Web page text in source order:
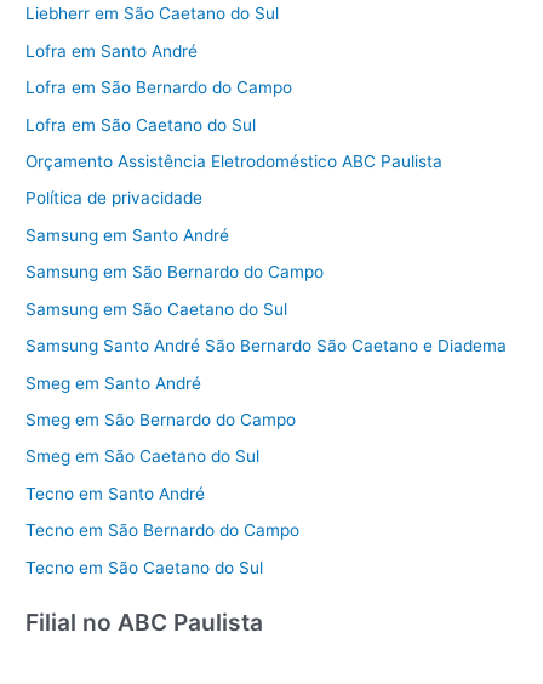
Liebherr em São Caetano do Sul
Lofra em Santo André
Lofra em São Bernardo do Campo
Lofra em São Caetano do Sul
Orçamento Assistência Eletrodoméstico ABC Paulista
Política de privacidade
Samsung em Santo André
Samsung em São Bernardo do Campo
Samsung em São Caetano do Sul
Samsung Santo André São Bernardo São Caetano e Diadema
Smeg em Santo André
Smeg em São Bernardo do Campo
Smeg em São Caetano do Sul
Tecno em Santo André
Tecno em São Bernardo do Campo
Tecno em São Caetano do Sul
Filial no ABC Paulista